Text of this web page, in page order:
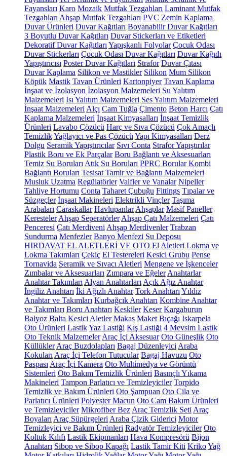
Fayansları Karo Mozaik Mutfak Tezgahları Laminant Mutfak
Tezgahları Ahşap Mutfak Tezgahları PVC Zemin Kaplama
Duvar Ürünleri Duvar Kağıtları Boyanabilir Duvar Kağıtları
3 Boyutlu Duvar Kağıtları Duvar Stickerları ve Etiketleri
Dekoratif Duvar Kağıtları Yapışkanlı Folyolar Çocuk Odası
Duvar Stickerları Çocuk Odası Duvar Kağıtları Duvar Kağıdı
Yapıştırıcısı Poster Duvar Kağıtları Strafor Duvar Çıtası
Duvar Kaplama Silikon ve Mastikler Silikon Mum Silikon
Köpük Mastik Tavan Ürünleri Kartonpiyer Tavan Kaplama
İnşaat ve İzolasyon İzolasyon Malzemeleri Su Yalıtım
Malzemeleri Isı Yalıtım Malzemeleri Ses Yalıtım Malzemeleri
İnşaat Malzemeleri Alçı Cam Tuğla Çimento Beton Harcı Çatı
Kaplama Malzemeleri İnşaat Kimyasalları İnşaat Temizlik
Ürünleri Lavabo Çözücü Harç ve Sıva Çözücü Çok Amaçlı
TemizlikYağlayıcı ve Pas Çözücü Yapı Kimyasalları Derz
Dolgu Seramik Yapıştırıcılar Sıvı Conta Strafor Yapıştırılar
Plastik Boru ve Ek Parçalar Boru Bağlantı ve Aksesuarları
Temiz Su Boruları Atık Su Boruları PPRC Borular Kombi
Bağlantı Boruları Tesisat Tamir ve Bağlantı Malzemeleri
Musluk Uzatma Regülatörler Valfler ve Vanalar Nipeller
Tahliye Hortumu Conta Taharet Çubuğu Fittings Tıpalar ve
Süzgeçler İnşaat Makineleri Elektrikli Vinçler Taşıma
Arabaları Caraskallar Havlupanlar Ahşaplar Masif Paneller
Keresteler Ahşap Seperatörler Ahşap Çatı Malzemeleri Çatı
Penceresi Çatı Merdiveni Ahşap Merdivenler Trabzan
Sundurma Menfezler Banyo Menfezi Su Deposu
HIRDAVAT EL ALETLERİ VE OTO El Aletleri Lokma ve
Lokma Takımları Çekiç El Testereleri Kesici Grubu Pense
Tornavida Seramik ve Sıvacı Aletleri Mengene ve İşkenceler
Zımbalar ve Aksesuarları Zımpara ve Eğeler Anahtarlar
Anahtar Takımları Alyan Anahtarları Açık Ağız Anahtar
İngiliz Anahtarı İki Ağızlı Anahtar Tork Anahtarı Yıldız
Anahtar ve Takımları Kurbağcık Anahtarı Kombine Anahtar
ve Takımları Boru Anahtarı Keskiler Keser Kargaburun
Balyoz Balta Kesici Aletler Makas Maket Bıçağı Iskarpela
Oto Ürünleri LastikYaz Lastiği Kış Lastiği 4 Mevsim Lastik
Oto Teknik Malzemeler Araç İçi Aksesuar Oto Güneşlik Oto
Küllükler Araç Buzdolapları Bagaj Düzenleyici Araba
Kokuları Araç İçi Telefon Tutucular Bagaj Havuzu Oto
Paspası Araç İçi Kamera Oto Multimedya ve Görüntü
Sistemleri Oto Bakım Temizlik Ürünleri Basınçlı Yıkama
Makineleri Tampon Parlatıcı ve Temizleyiciler Torpido
Temizlik ve Bakım Ürünleri Oto Şampuan Oto Cila ve
Parlatıcı Ürünleri Polyester Macun Oto Cam Bakım Ürünleri
ve Temizleyiciler Mikrofiber Bez Araç Temizlik Seti Araç
Boyaları Araç Süpürgeleri Araba Çizik Giderici Motor
Temizleyici ve Bakım Ürünleri Radyatör Temizleyiciler Oto
Koltuk Kılıfı Lastik Ekipmanları Hava Kompresörü Bijon
Anahtarı Sibop ve Sibop Kapağı Lastik Tamir Kiti KrikoYağ